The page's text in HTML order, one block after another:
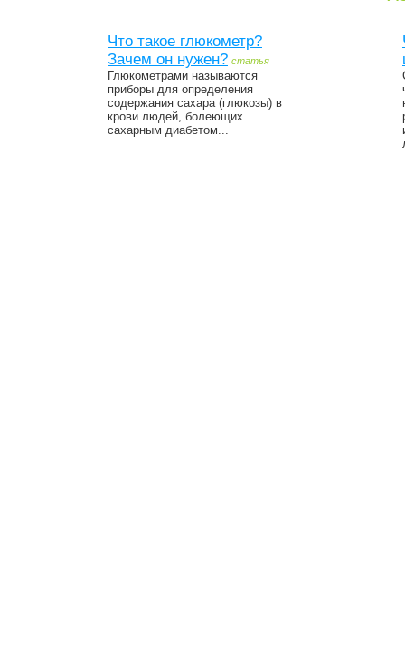
Что такое глюкометр?
Зачем он нужен? статья
Глюкометрами называются
приборы для определения
содержания сахара (глюкозы) в
крови людей, болеющих
сахарным диабетом...